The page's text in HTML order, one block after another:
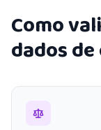
Como
dados